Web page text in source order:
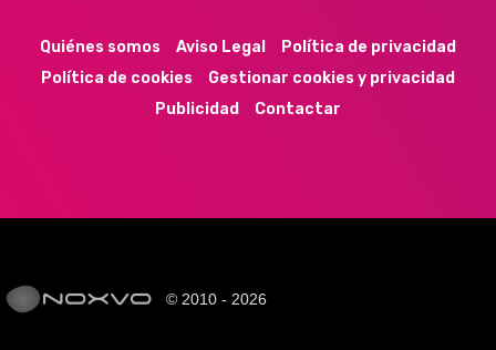
Quiénes somos Aviso Legal
Política de privacidad
Política de cookies
Gestionar cookies y privacidad
Publicidad
Contactar
© 2010 - 2026